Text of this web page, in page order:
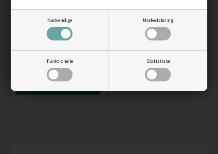
Nødvendige Markedsføring
Funktionelle Statistiske
Silva Spotter RC
549,00
DKK